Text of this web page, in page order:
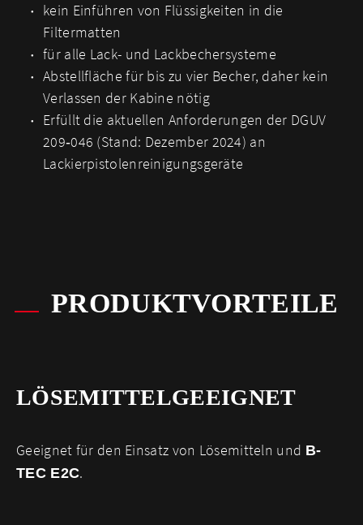
kein Einführen von Flüssigkeiten in die
Filtermatten
für alle Lack- und Lackbechersysteme
Abstellfläche für bis zu vier Becher, daher kein
Verlassen der Kabine nötig
Erfüllt die aktuellen Anforderungen der DGUV
209‑046 (Stand: Dezember 2024) an
Lackierpistolenreinigungsgeräte
PRODUKTVORTEILE
LÖSEMITTEL­GEEIGNET
Geeignet für den Einsatz von Lösemitteln und B-
TEC E2C.